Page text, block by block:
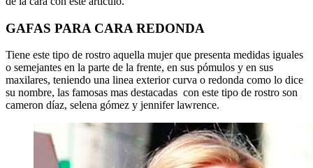
GAFAS PARA CARA REDONDA
Tiene este tipo de rostro aquella mujer que presenta medidas iguales
o semejantes en la parte de la frente, en sus pómulos y en sus
maxilares, teniendo una linea exterior curva o redonda como lo dice
su nombre, las famosas mas destacadas con este tipo de rostro son
cameron díaz, selena gómez y jennifer lawrence.